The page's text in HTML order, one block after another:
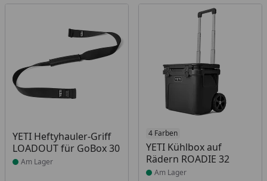
YETI Heftyhauler-Griff
LOADOUT für GoBox 30
Produkt am Lager
Am Lager
4 Farben
YETI Kühlbox auf
Rädern ROADIE 32
Produkt am Lager
Am Lager